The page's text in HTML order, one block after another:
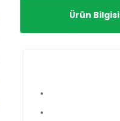
Ürün Bilgisi